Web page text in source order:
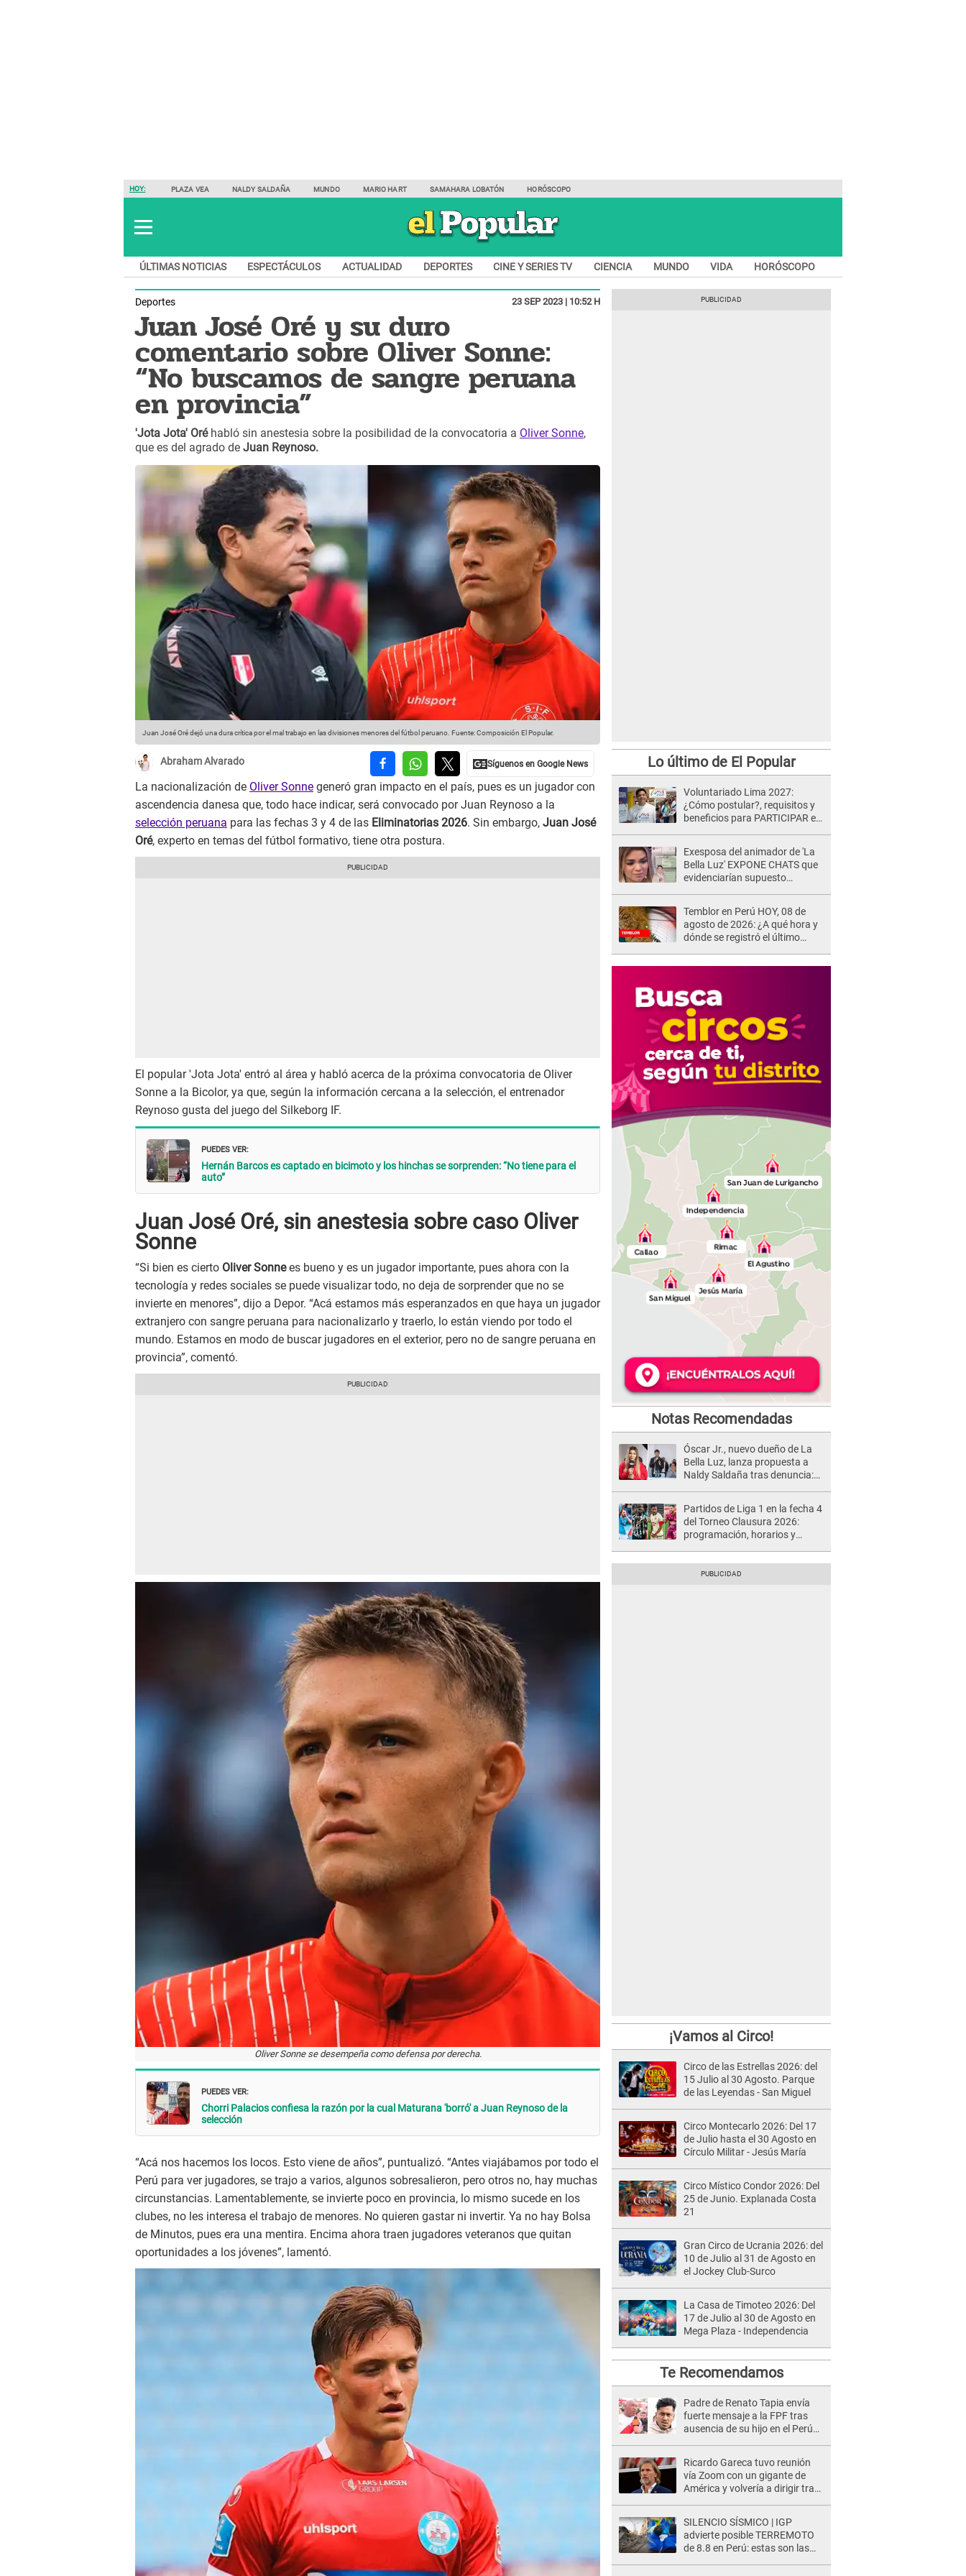
HOY: PLAZA VEA NALDY SALDAÑA MUNDO MARIO HART SAMAHARA LOBATÓN HORÓSCOPO
ÚLTIMAS NOTICIAS ESPECTÁCULOS ACTUALIDAD DEPORTES CINE Y SERIES TV CIENCIA MUNDO VIDA HORÓSCOPO
Deportes 23 SEP 2023 | 10:52 H
Juan José Oré y su duro
comentario sobre Oliver Sonne:
“No buscamos de sangre peruana
en provincia”
'Jota Jota' Oréhabló sin anestesia sobre la posibilidad de la convocatoria a Oliver Sonne,
que es del agrado de Juan Reynoso.
Juan José Oré dejó una dura crítica por el mal trabajo en las divisiones menores del fútbol peruano. Fuente: Composición El Popular.
Abraham Alvarado
La nacionalización de Oliver Sonne generó gran impacto en el país, pues es un jugador con
ascendencia danesa que, todo hace indicar, será convocado por Juan Reynoso a la
selección peruana para las fechas 3 y 4 de las Eliminatorias 2026. Sin embargo, Juan José
Oré, experto en temas del fútbol formativo, tiene otra postura.
El popular 'Jota Jota' entró al área y habló acerca de la próxima convocatoria de Oliver
Sonne a la Bicolor, ya que, según la información cercana a la selección, el entrenador
Reynoso gusta del juego del Silkeborg IF.
PUEDES VER:
Hernán Barcos es captado en bicimoto y los hinchas se sorprenden: “No tiene para el
auto”
Juan José Oré, sin anestesia sobre caso Oliver
Sonne
“Si bien es cierto Oliver Sonnees bueno y es un jugador importante, pues ahora con la
tecnología y redes sociales se puede visualizar todo, no deja de sorprender que no se
invierte en menores”, dijo a Depor. “Acá estamos más esperanzados en que haya un jugador
extranjero con sangre peruana para nacionalizarlo y traerlo, lo están viendo por todo el
mundo. Estamos en modo de buscar jugadores en el exterior, pero no de sangre peruana en
provincia”, comentó.
Oliver Sonne se desempeña como defensa por derecha.
PUEDES VER:
Chorri Palacios confiesa la razón por la cual Maturana 'borró' a Juan Reynoso de la
selección
“Acá nos hacemos los locos. Esto viene de años”, puntualizó. “Antes viajábamos por todo el
Perú para ver jugadores, se trajo a varios, algunos sobresalieron, pero otros no, hay muchas
circunstancias. Lamentablemente, se invierte poco en provincia, lo mismo sucede en los
clubes, no les interesa el trabajo de menores. No quieren gastar ni invertir. Ya no hay Bolsa
de Minutos, pues era una mentira. Encima ahora traen jugadores veteranos que quitan
oportunidades a los jóvenes”, lamentó.
Lo último de El Popular
Voluntariado Lima 2027:
¿Cómo postular?, requisitos y
beneficios para PARTICIPAR en
Exesposa del animador de 'La
Bella Luz' EXPONE CHATS que
evidenciarían supuesto
Temblor en Perú HOY, 08 de
agosto de 2026: ¿A qué hora y
dónde se registró el último
Notas Recomendadas
Óscar Jr., nuevo dueño de La
Bella Luz, lanza propuesta a
Naldy Saldaña tras denuncia:
Partidos de Liga 1 en la fecha 4
del Torneo Clausura 2026:
programación, horarios y
¡Vamos al Circo!
Circo de las Estrellas 2026: del
15 Julio al 30 Agosto. Parque
de las Leyendas - San Miguel
Circo Montecarlo 2026: Del 17
de Julio hasta el 30 Agosto en
Círculo Militar - Jesús María
Circo Místico Condor 2026: Del
25 de Junio. Explanada Costa
21
Gran Circo de Ucrania 2026: del
10 de Julio al 31 de Agosto en
el Jockey Club-Surco
La Casa de Timoteo 2026: Del
17 de Julio al 30 de Agosto en
Mega Plaza - Independencia
Te Recomendamos
Padre de Renato Tapia envía
fuerte mensaje a la FPF tras
ausencia de su hijo en el Perú
Ricardo Gareca tuvo reunión
vía Zoom con un gigante de
América y volvería a dirigir tras
SILENCIO SÍSMICO | IGP
advierte posible TERREMOTO
de 8.8 en Perú: estas son las